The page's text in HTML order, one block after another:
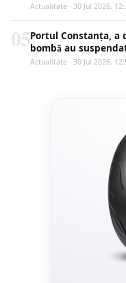
Actualitate · 30 Jul 2026,
Portul Constanța, a
bombă au
Actualitate · 30 Jul 2026,